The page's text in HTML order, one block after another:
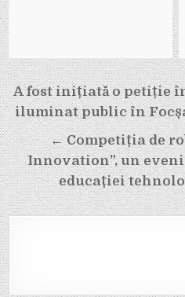
Navigare
în
articole
A fost inițiată o petiție
iluminat public în
← Competiția de
Innovation”, un
educației